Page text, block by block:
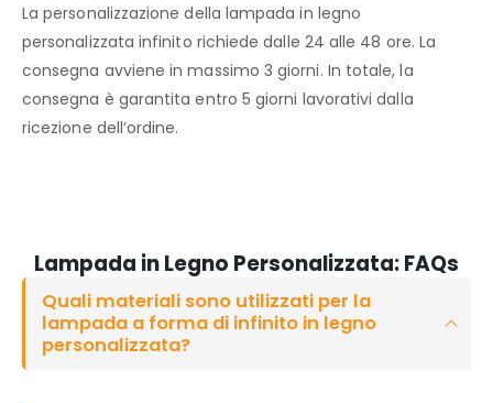
La personalizzazione della lampada in legno
personalizzata infinito richiede dalle 24 alle 48 ore. La
consegna avviene in massimo 3 giorni. In totale, la
consegna è garantita entro 5 giorni lavorativi dalla
ricezione dell’ordine.
Lampada in Legno Personalizzata: FAQs
Quali materiali sono utilizzati per la
lampada a forma di infinito in legno
personalizzata?